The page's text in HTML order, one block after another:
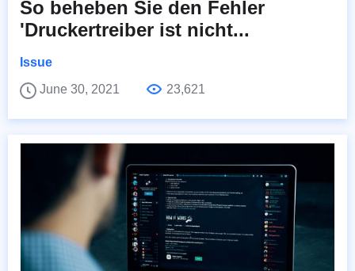
So beheben Sie den Fehler
'Druckertreiber ist nicht...
Issue
June 30, 2021
23,621